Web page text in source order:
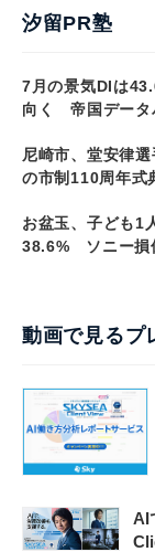
汐留PR塾
7月の景気DIは
向く 帝国データ
尼崎市、堂安律
の市制110周年式
お盆玉、子ども
38.6% ソニー損
動画で見るプ
AI